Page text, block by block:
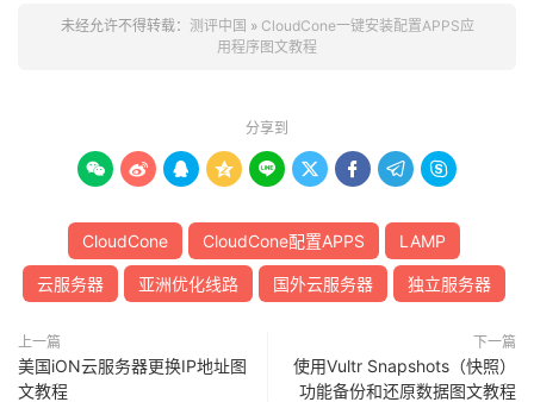
未经允许不得转载： 测评中国 » CloudCone一键安装配置APPS应
用程序图文教程
分享到
        
CloudCone CloudCone配置APPS LAMP
云服务器 亚洲优化线路 国外云服务器 独立服务器
上一篇
美国iON云服务器更换IP地址图
文教程
下一篇
使用Vultr Snapshots（快照）
功能备份和还原数据图文教程